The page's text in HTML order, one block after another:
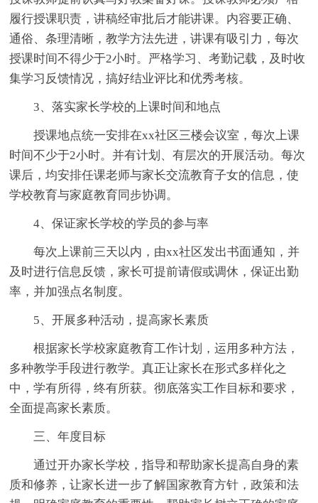
履行授课职责，讲稿经审批后才能讲课。内容要正确、
通俗、条理清晰，教学方法先进，讲课有吸引力，每次
授课时间不得少于2小时。严格学习、考勤记载，及时收
集学习反馈情况，搞好结业评比和优秀考核。
3、落实家长学校的上课时间和地点
授课地点统一安排在xx社区三楼会议室，每次上课
时间不少于2小时。并有计划、有层次的开展活动。每次
课后，均安排任课老师与家长交流教育子女的信息，使
学校教育与家庭教育同步协调。
4、保证家长学校的学员的参与率
每次上课前三天以内，由xx社区发出书面通知，并
及时进行信息反馈，家长可提前请假或调休，保证出勤
率，并加强点名制度。
5、开展多种活动，提高家长素质
根据家长学校家庭教育工作计划，运用多种方法，
多种教学手段进行教学。真正让家长在形式多样化之
中，学有所得，终有所获。彻底落实工作目标和要求，
全面提高家长素质。
三、年度目标
通过开办家长学校，指导和帮助家长提高自身的素
质和修养，让家长进一步了解国家教育方针，政策和法